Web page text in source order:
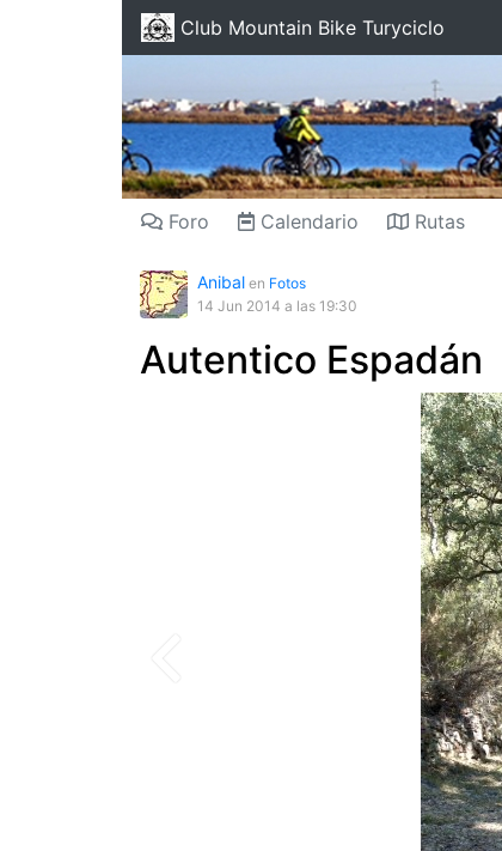
Club Mountain Bike Turyciclo
Foro Calendario Rutas
Anibal en Fotos
14 Jun 2014 a las 19:30
Autentico Espadán